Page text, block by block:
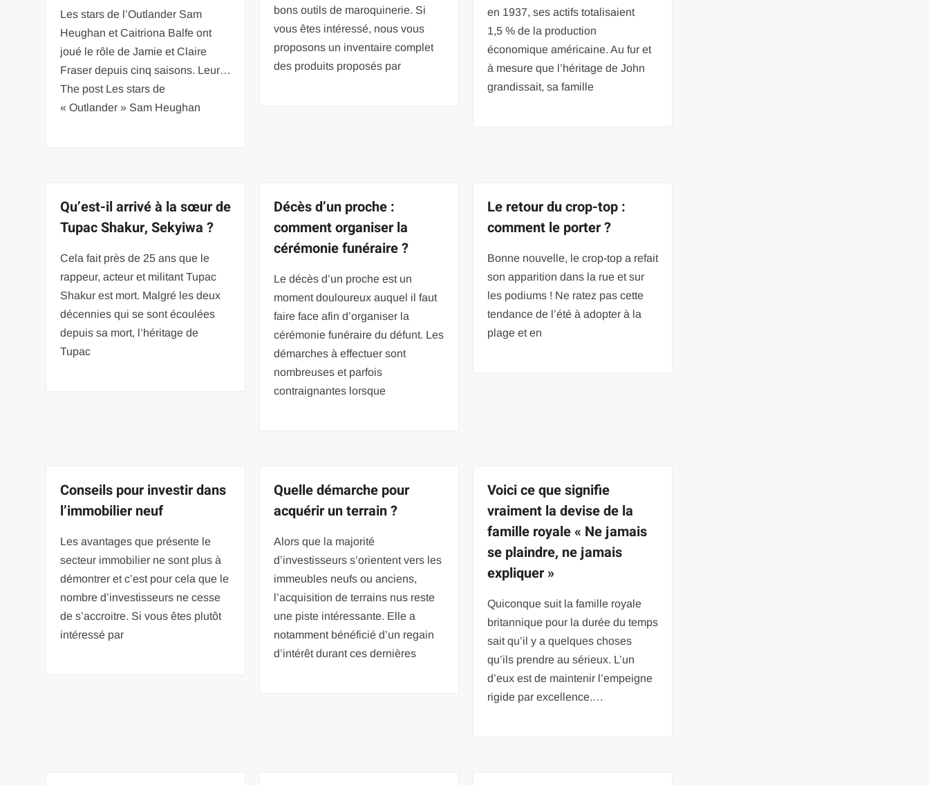
Les stars de l’Outlander Sam
Heughan et Caitriona Balfe ont
joué le rôle de Jamie et Claire
Fraser depuis cinq saisons. Leur…
The post Les stars de
« Outlander » Sam Heughan
bons outils de maroquinerie. Si
vous êtes intéressé, nous vous
proposons un inventaire complet
des produits proposés par
en 1937, ses actifs totalisaient
1,5 % de la production
économique américaine. Au fur et
à mesure que l’héritage de John
grandissait, sa famille
Qu’est-il arrivé à la sœur de
Tupac Shakur, Sekyiwa ?
Cela fait près de 25 ans que le
rappeur, acteur et militant Tupac
Shakur est mort. Malgré les deux
décennies qui se sont écoulées
depuis sa mort, l’héritage de
Tupac
Décès d’un proche :
comment organiser la
cérémonie funéraire ?
Le décès d’un proche est un
moment douloureux auquel il faut
faire face afin d’organiser la
cérémonie funéraire du défunt. Les
démarches à effectuer sont
nombreuses et parfois
contraignantes lorsque
Le retour du crop-top :
comment le porter ?
Bonne nouvelle, le crop-top a refait
son apparition dans la rue et sur
les podiums ! Ne ratez pas cette
tendance de l’été à adopter à la
plage et en
Conseils pour investir dans
l’immobilier neuf
Les avantages que présente le
secteur immobilier ne sont plus à
démontrer et c’est pour cela que le
nombre d’investisseurs ne cesse
de s’accroitre. Si vous êtes plutôt
intéressé par
Quelle démarche pour
acquérir un terrain ?
Alors que la majorité
d’investisseurs s’orientent vers les
immeubles neufs ou anciens,
l’acquisition de terrains nus reste
une piste intéressante. Elle a
notamment bénéficié d’un regain
d’intérêt durant ces dernières
Voici ce que signifie
vraiment la devise de la
famille royale « Ne jamais
se plaindre, ne jamais
expliquer »
Quiconque suit la famille royale
britannique pour la durée du temps
sait qu’il y a quelques choses
qu’ils prendre au sérieux. L’un
d’eux est de maintenir l’empeigne
rigide par excellence.…